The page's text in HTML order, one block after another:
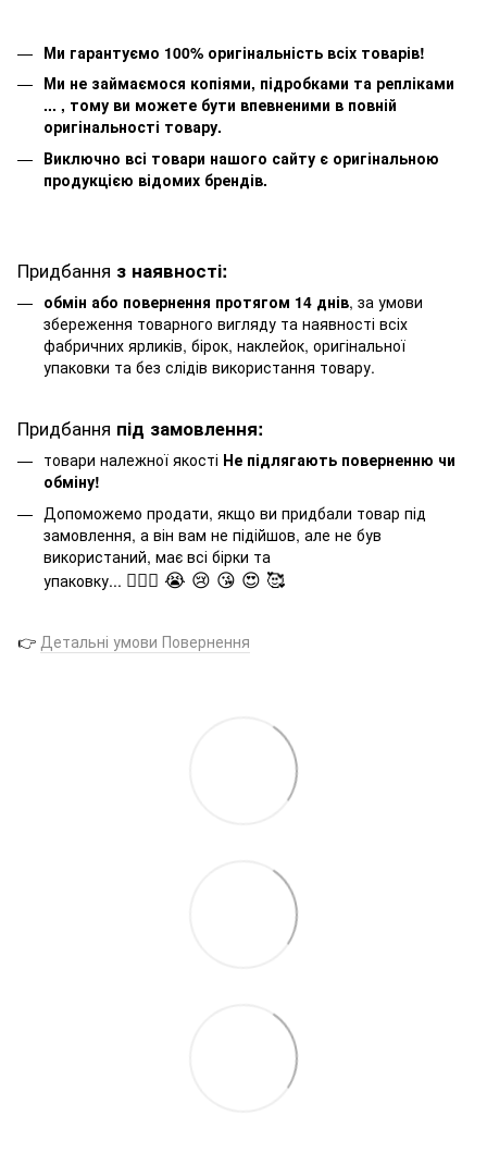
Ми гарантуємо 100% оригінальність всіх товарів!
Ми не займаємося копіями, підробками та репліками
... , тому ви можете бути впевненими в повній
оригінальності товару.
Виключно всі товари нашого сайту є оригінальною
продукцією відомих брендів.
Придбання з наявності:
обмін або повернення протягом 14 днів, за умови
збереження товарного вигляду та наявності всіх
фабричних ярликів, бірок, наклейок, оригінальної
упаковки та без слідів використання товару.
Придбання під замовлення:
товари належної якості Не підлягають поверненню чи
обміну!
Допоможемо продати, якщо ви придбали товар під
замовлення, а він вам не підійшов, але не був
використаний, має всі бірки та
упаковку... 🤦🏻‍♂️ 😭 😢 😘 😍 🥰
👉 Детальні умови Повернення